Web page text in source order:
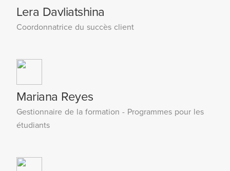
Lera Davliatshina
Coordonnatrice du succès client
Mariana Reyes
Gestionnaire de la formation - Programmes pour les
étudiants